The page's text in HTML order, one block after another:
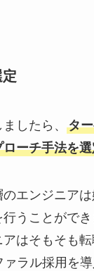
したら、
タ
ーチ手法を
エンジニア
うことがで
はそもそも
ラル採用を